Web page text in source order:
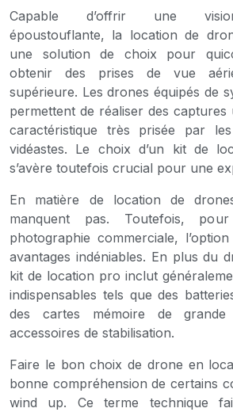
Capable d’offrir une
époustouflante, la location de
une solution de choix pour
obtenir des prises de vue
supérieure. Les drones équipés de
permettent de réaliser des
caractéristique très prisée par
vidéastes. Le choix d’un kit de
s’avère toutefois crucial pour une
En matière de location de
manquent pas. Toutefois,
photographie commerciale,
avantages indéniables. En plus du
kit de location pro inclut
indispensables tels que des
des cartes mémoire de
accessoires de stabilisation.
Faire le bon choix de drone en
bonne compréhension de certains
wind up. Ce terme technique